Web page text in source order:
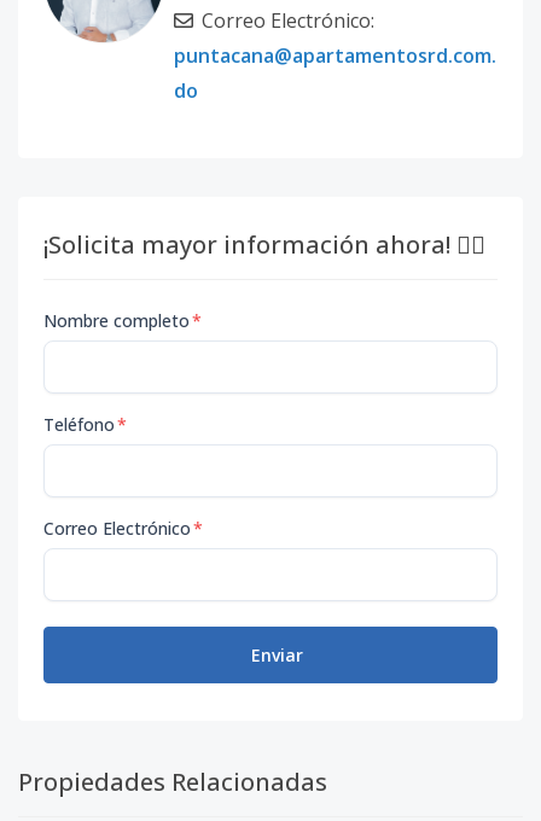
Correo Electrónico:
puntacana@apartamentosrd.com.
do
¡Solicita mayor información ahora! 👇🏽
Nombre completo*
Teléfono*
Correo Electrónico*
Enviar
Propiedades Relacionadas